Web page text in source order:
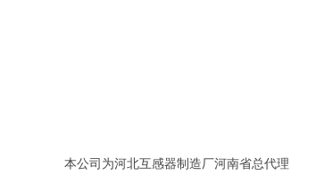
本公司为河北互感器制造厂河南省总代理